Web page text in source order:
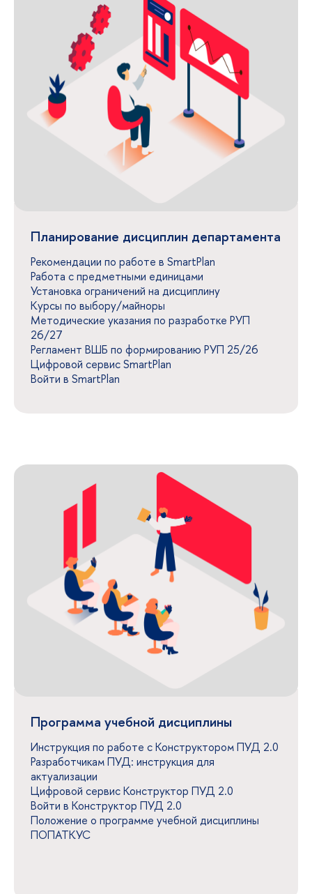
Планирование дисциплин департамента
Рекомендации по работе в SmartPlan
Работа с предметными единицами
Установка ограничений на дисциплину
Курсы по выбору/майноры
Методические указания по разработке РУП
26/27
Регламент ВШБ по формированию РУП 25/26
Цифровой сервис SmartPlan
Войти в SmartPlan
Программа учебной дисциплины
Инструкция по работе с Конструктором ПУД 2.0
Разработчикам ПУД: инструкция для
актуализации
Цифровой сервис Конструктор ПУД 2.0
Войти в Конструктор ПУД 2.0
Положение о программе учебной дисциплины
ПОПАТКУС